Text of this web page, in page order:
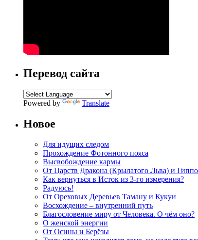
Перевод сайта
Powered by Translate
Новое
Для идущих следом
Прохождение Фотонного пояса
Высвобождение кармы
От Царств Дракона (Крылатого Льва) и
Как вернуться в Исток из 3-го измерения?
Радуюсь!
От Ореховых Деревьев Таману и Кукуи
Восхождение – внутренний путь
Благословение миру от Человека. О чём оно?
О женской энергии
От Осины и Берёзы